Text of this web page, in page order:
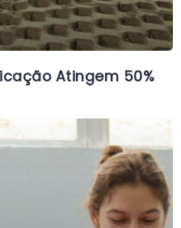
Atingem 50%